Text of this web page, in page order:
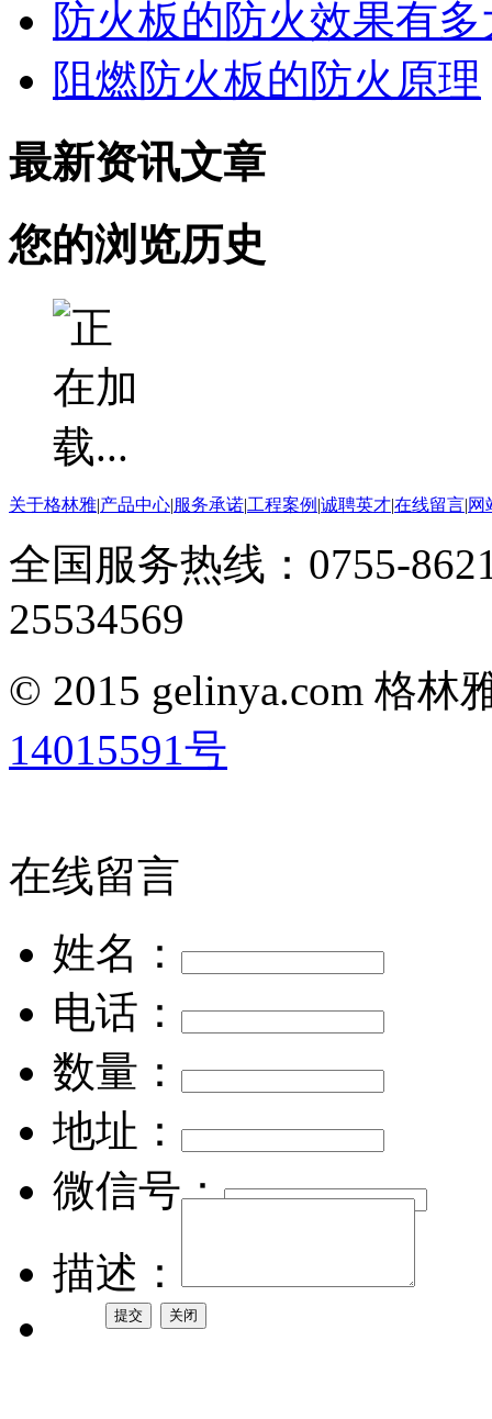
防火板的防火效果有
阻燃防火板的防火原理
最新资讯文章
您的浏览历史
关于格林雅|产品中心|服务承诺|工程案例 |诚聘英才|在线留言|网
全国服务热线：0755-
25534569
© 2015 gelinya.com 格
14015591号
在线留言
姓名：
电话：
数量：
地址：
微信号：
描述：